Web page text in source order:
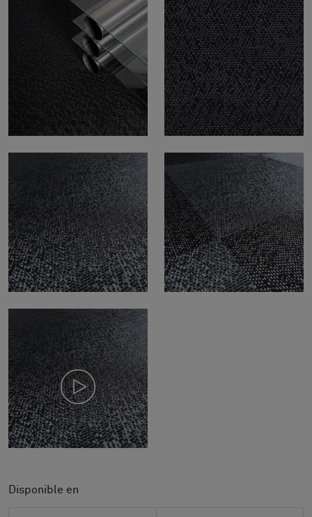
Disponible en